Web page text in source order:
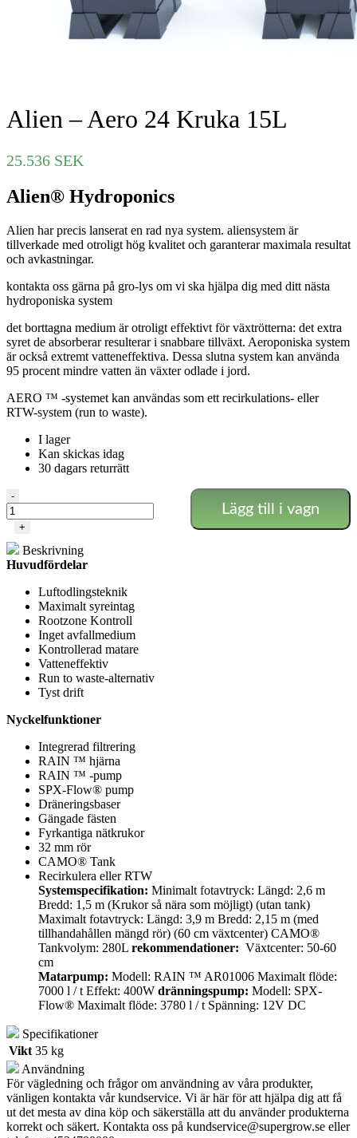
Alien – Aero 24 Kruka 15L
25.536 SEK
Alien® Hydroponics
Alien har precis lanserat en rad nya system. aliensystem är
tillverkade med otroligt hög kvalitet och garanterar maximala resultat
och avkastningar.
kontakta oss gärna på gro-lys om vi ska hjälpa dig med ditt nästa
hydroponiska system
det borttagna medium är otroligt effektivt för växtrötterna: det extra
syret de absorberar resulterar i snabbare tillväxt. Aeroponiska system
är också extremt vatteneffektiva. Dessa slutna system kan använda
95 procent mindre vatten än växter odlade i jord.
AERO ™ -systemet kan användas som ett recirkulations- eller
RTW-system (run to waste).
I lager
Kan skickas idag
30 dagars returrätt
Alien
Aero
Kruka
15L
-
+
Lägg till i vagn
Beskrivning
Huvudfördelar
Luftodlingsteknik
Maximalt syreintag
Rootzone Kontroll
Inget avfallmedium
Kontrollerad matare
Vatteneffektiv
Run to waste-alternativ
Tyst drift
Nyckelfunktioner
Integrerad filtrering
RAIN ™ hjärna
RAIN ™ -pump
SPX-Flow® pump
Dräneringsbaser
Gängade fästen
Fyrkantiga nätkrukor
32 mm rör
CAMO® Tank
Recirkulera eller RTW
Systemspecifikation: Minimalt fotavtryck: Längd: 2,6 m
Bredd: 1,5 m (Krukor så nära som möjligt) (utan tank)
Maximalt fotavtryck: Längd: 3,9 m Bredd: 2,15 m (med
tillhandahållen mängd rör) (60 cm växtcenter) CAMO®
Tankvolym: 280L rekommendationer: Växtcenter: 50-60
cm
Matarpump: Modell: RAIN ™ AR01006 Maximalt flöde:
7000 l / t Effekt: 400W dränningspump: Modell: SPX-
Flow® Maximalt flöde: 3780 l / t Spänning: 12V DC
Specifikationer
Vikt 35 kg
Användning
För vägledning och frågor om användning av våra produkter,
vänligen kontakta vår kundservice. Vi är här för att hjälpa dig att få
ut det mesta av dina köp och säkerställa att du använder produkterna
korrekt och säkert. Kontakta oss på kundservice@supergrow.se eller